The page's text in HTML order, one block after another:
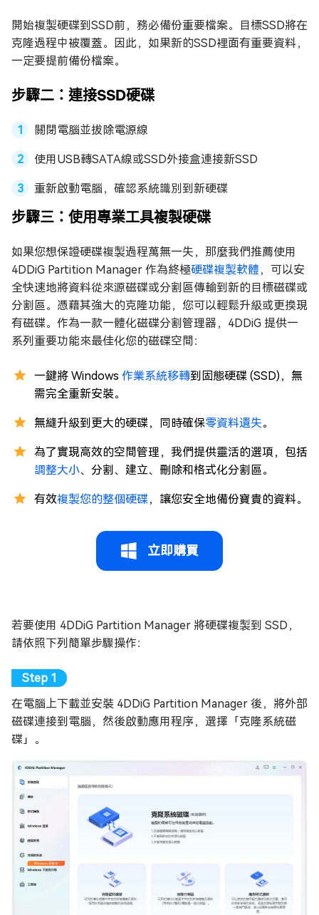
開始複製硬碟到SSD前，務必備份重要檔案。目標SSD將在
克隆過程中被覆蓋。因此，如果新的SSD裡面有重要資料，
一定要提前備份檔案。
步驟二：連接SSD硬碟
關閉電腦並拔除電源線
使用USB轉SATA線或SSD外接盒連接新SSD
重新啟動電腦，確認系統識別到新硬碟
步驟三：使用專業工具複製硬碟
如果您想保證硬碟複製過程萬無一失，那麼我們推薦使用
4DDiG Partition Manager 作為終極硬碟複製軟體 ，可以安
全快速地將資料從來源磁碟或分割區傳輸到新的目標磁碟或
分割區。憑藉其強大的克隆功能，您可以輕鬆升級或更換現
有磁碟。作為一款一體化磁碟分割管理器，4DDiG 提供一
系列重要功能來最佳化您的磁碟空間：
一鍵將 Windows 作業系統移轉到固態硬碟 (SSD)，無
需完全重新安裝。
無縫升級到更大的硬碟，同時確保零資料遺失。
為了實現高效的空間管理，我們提供靈活的選項，包括
調整大小、分割、建立、刪除和格式化分割區。
有效複製您的整個硬碟，讓您安全地備份寶貴的資料。
立即購買
若要使用 4DDiG Partition Manager 將硬碟複製到 SSD，
請依照下列簡單步驟操作：
在電腦上下載並安裝 4DDiG Partition Manager 後，將外部
磁碟連接到電腦，然後啟動應用程序，選擇「克隆系統磁
碟」。